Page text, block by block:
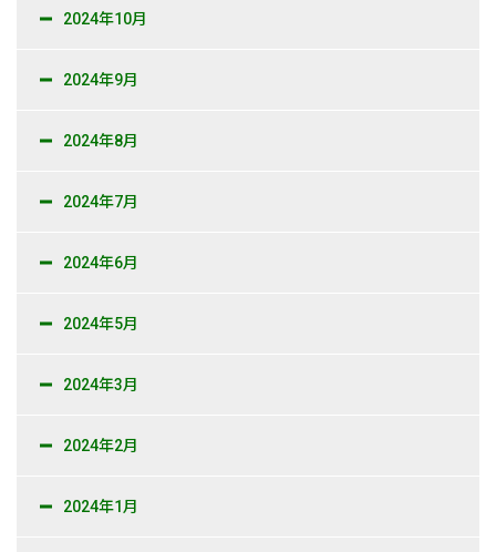
2024年10月
2024年9月
2024年8月
2024年7月
2024年6月
2024年5月
2024年3月
2024年2月
2024年1月